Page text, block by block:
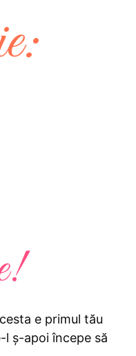
e primul tău
ș-apoi începe să